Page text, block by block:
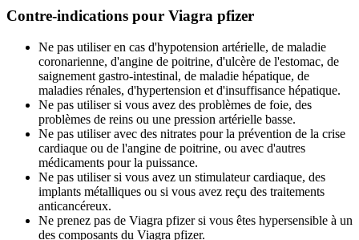
Contre-indications pour Viagra pfizer
Ne pas utiliser en cas d'hypotension artérielle, de maladie
coronarienne, d'angine de poitrine, d'ulcère de l'estomac, de
saignement gastro-intestinal, de maladie hépatique, de
maladies rénales, d'hypertension et d'insuffisance hépatique.
Ne pas utiliser si vous avez des problèmes de foie, des
problèmes de reins ou une pression artérielle basse.
Ne pas utiliser avec des nitrates pour la prévention de la crise
cardiaque ou de l'angine de poitrine, ou avec d'autres
médicaments pour la puissance.
Ne pas utiliser si vous avez un stimulateur cardiaque, des
implants métalliques ou si vous avez reçu des traitements
anticancéreux.
Ne prenez pas de Viagra pfizer si vous êtes hypersensible à un
des composants du Viagra pfizer.